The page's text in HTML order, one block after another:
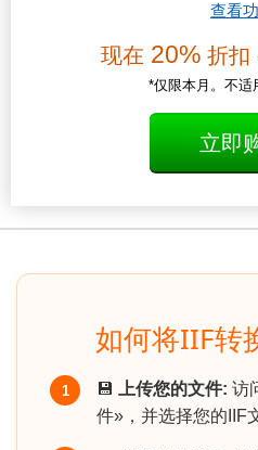
查看
现在 20%折
*仅限本月。不适
立即
如何将IIF转
1 💾 上传您的文件: 访
件»，并选择您的IIF